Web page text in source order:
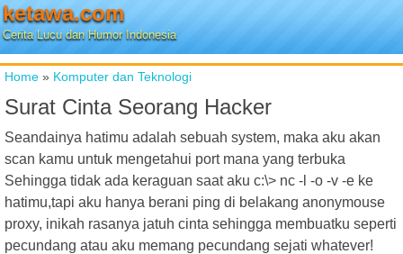
ketawa.com
Cerita Lucu dan Humor Indonesia
Home » Komputer dan Teknologi
Surat Cinta Seorang Hacker
Seandainya hatimu adalah sebuah system, maka aku akan
scan kamu untuk mengetahui port mana yang terbuka
Sehingga tidak ada keraguan saat aku c:\> nc -l -o -v -e ke
hatimu,tapi aku hanya berani ping di belakang anonymouse
proxy, inikah rasanya jatuh cinta sehingga membuatku seperti
pecundang atau aku memang pecundang sejati whatever!